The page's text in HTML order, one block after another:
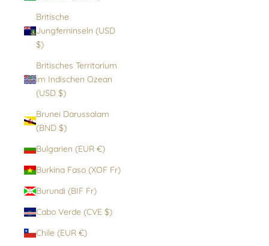
Britische
Jungferninseln (USD
$)
Britisches Territorium
im Indischen Ozean
(USD $)
Brunei Darussalam
(BND $)
Bulgarien (EUR €)
Burkina Faso (XOF Fr)
Burundi (BIF Fr)
Cabo Verde (CVE $)
Chile (EUR €)